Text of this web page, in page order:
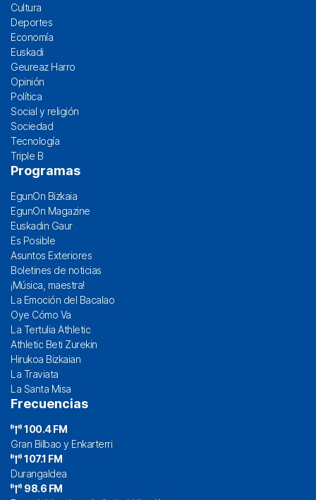
Cultura
Deportes
Economía
Euskadi
Geureaz Harro
Opinión
Política
Social y religión
Sociedad
Tecnología
Triple B
Programas
EgunOn Bizkaia
EgunOn Magazine
Euskadin Gaur
Es Posible
Asuntos Exteriores
Boletines de noticias
¡Música, maestra!
La Emoción del Bacalao
Oye Cómo Va
La Tertulia Athletic
Athletic Beti Zurekin
Hirukoa Bizkaian
La Traviata
La Santa Misa
Frecuencias
100.4 FM
Gran Bilbao y Enkarterri
107.1 FM
Durangaldea
98.6 FM